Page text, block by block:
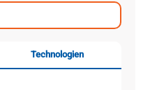
Technologien